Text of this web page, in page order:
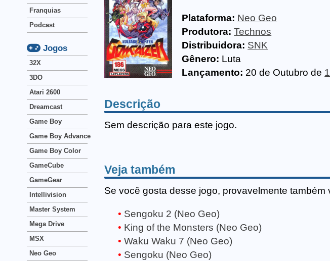
Plataforma: Neo Geo
Produtora: Technos
Distribuidora: SNK
Gênero: Luta
Lançamento: 20 de Outubro de
Descrição
Sem descrição para este jogo.
Veja também
Se você gosta desse jogo, provavelmente também
Sengoku 2 (Neo Geo)
King of the Monsters (Neo Geo)
Waku Waku 7 (Neo Geo)
Sengoku (Neo Geo)
Franquias
Podcast
Jogos
32X
3DO
Atari 2600
Dreamcast
Game Boy
Game Boy Advance
Game Boy Color
GameCube
GameGear
Intellivision
Master System
Mega Drive
MSX
Neo Geo